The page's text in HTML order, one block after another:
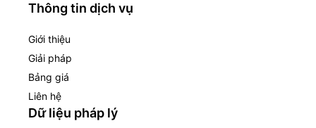
Thông tin dịch vụ
Giới thiệu
Giải pháp
Bảng giá
Liên hệ
Dữ liệu pháp lý